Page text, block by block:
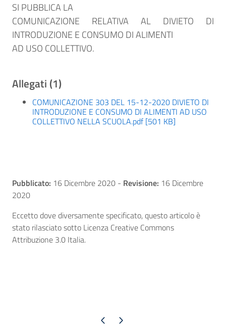
SI PUBBLICA LA
COMUNICAZIONE RELATIVA AL DIVIETO DI
INTRODUZIONE E CONSUMO DI ALIMENTI
AD USO COLLETTIVO.
Allegati (1)
COMUNICAZIONE 303 DEL 15-12-2020 DIVIETO DI
INTRODUZIONE E CONSUMO DI ALIMENTI AD USO
COLLETTIVO NELLA SCUOLA.pdf [501 KB]
Pubblicato: 16 Dicembre 2020 - Revisione: 16 Dicembre
2020
Eccetto dove diversamente specificato, questo articolo è
stato rilasciato sotto Licenza Creative Commons
Attribuzione 3.0 Italia.
Pagina precedente
Pagina successiva